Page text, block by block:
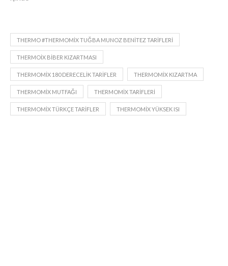
THERMO #THERMOMIX TUĞBA MUNOZ BENITEZ TARIFLERI
THERMOIX BIBER KIZARTMASI
THERMOMIX 180 DERECELIK TARIFLER THERMOMIX KIZARTMA
THERMOMIX MUTFAĞI THERMOMIX TARIFLERI
THERMOMIX TÜRKÇE TARIFLER THERMOMIX YÜKSEK ISI